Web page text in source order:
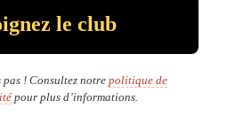
pas ! Consultez notre politique de
pour plus d’informations.